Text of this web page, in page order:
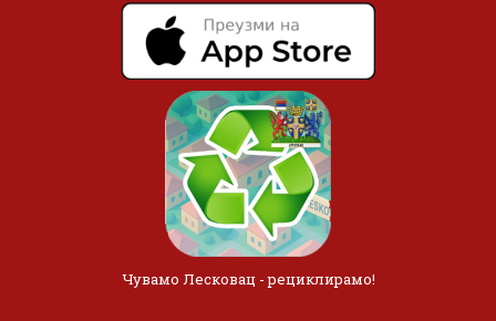
Чувамо Лесковац - рециклирамо!